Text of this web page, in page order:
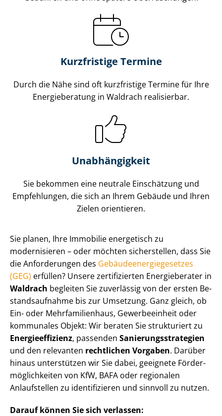
Kurzfristige Termine
Durch die Nähe sind oft kurzfristige Termine für Ihre
Energieberatung in Waldrach realisierbar.
Unabhängigkeit
Sie bekommen eine neutrale Einschätzung und
Empfehlungen, die sich an Ihrem Gebäude und Ihren
Zielen orientieren.
Sie planen, Ihre Immobilie energetisch zu
modernisieren – oder möchten sicherstellen, dass Sie
die Anforderungen des Ge­bäu­de­en­er­gie­ge­set­zes
(GEG) erfüllen? Unsere zertifizierten Energieberater in
Waldrach begleiten Sie zuverlässig von der ersten Be­
stands­auf­nah­me bis zur Umsetzung. Ganz gleich, ob
Ein- oder Mehr­fa­mi­li­en­haus, Gewerbeeinheit oder
kommunales Objekt: Wir beraten Sie strukturiert zu
En­er­gie­ef­fi­zi­enz, passenden Sa­nie­rungs­stra­te­gien
und den relevanten rechtlichen Vorgaben. Darüber
hinaus unterstützen wir Sie dabei, geeignete För­der­
mög­lich­kei­ten von KfW, BAFA oder regionalen
Anlaufstellen zu identifizieren und sinnvoll zu nutzen.
Darauf können Sie sich verlassen: